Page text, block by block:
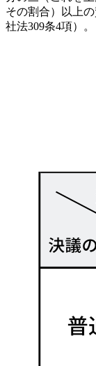
その割合）以上
社法309条4項）。